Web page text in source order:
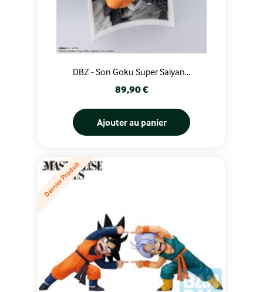
DBZ - Son Goku Super Saiyan...
Prix
89,90 €
Ajouter au panier
Dernier Produit